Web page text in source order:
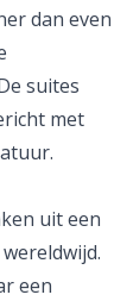
dan even
suites
met
uit een
een